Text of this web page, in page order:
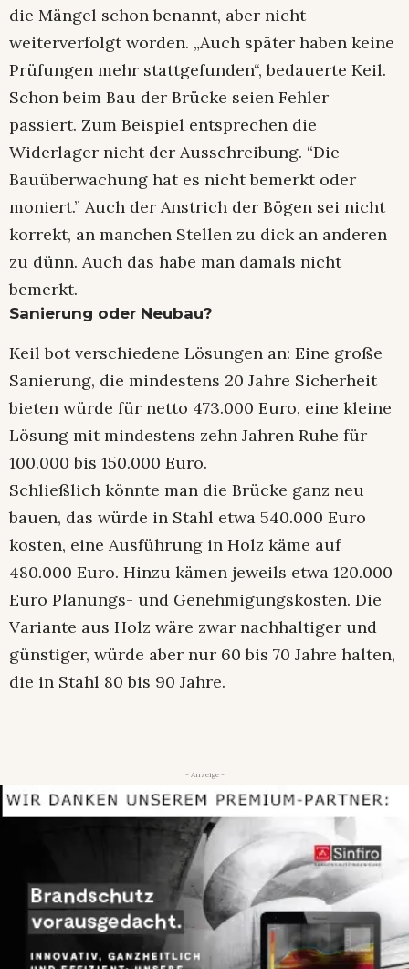
die Mängel schon benannt, aber nicht
weiterverfolgt worden. „Auch später haben keine
Prüfungen mehr stattgefunden“, bedauerte Keil.
Schon beim Bau der Brücke seien Fehler
passiert. Zum Beispiel entsprechen die
Widerlager nicht der Ausschreibung. “Die
Bauüberwachung hat es nicht bemerkt oder
moniert.” Auch der Anstrich der Bögen sei nicht
korrekt, an manchen Stellen zu dick an anderen
zu dünn. Auch das habe man damals nicht
bemerkt.
Sanierung oder Neubau?
Keil bot verschiedene Lösungen an: Eine große
Sanierung, die mindestens 20 Jahre Sicherheit
bieten würde für netto 473.000 Euro, eine kleine
Lösung mit mindestens zehn Jahren Ruhe für
100.000 bis 150.000 Euro.
Schließlich könnte man die Brücke ganz neu
bauen, das würde in Stahl etwa 540.000 Euro
kosten, eine Ausführung in Holz käme auf
480.000 Euro. Hinzu kämen jeweils etwa 120.000
Euro Planungs- und Genehmigungskosten. Die
Variante aus Holz wäre zwar nachhaltiger und
günstiger, würde aber nur 60 bis 70 Jahre halten,
die in Stahl 80 bis 90 Jahre.
- Anzeige -